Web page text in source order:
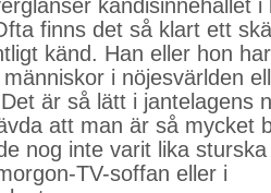
kändisinnehållet
finns det så klart ett
känd. Han eller hon
i nöjesvärlden
är så lätt i jantelagens
att man är så mycket
nog inte varit lika
TV-soffan eller i